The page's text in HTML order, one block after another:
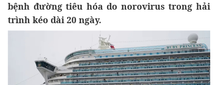
bệnh đường tiêu hóa do norovirus trong hải
trình kéo dài 20 ngày.